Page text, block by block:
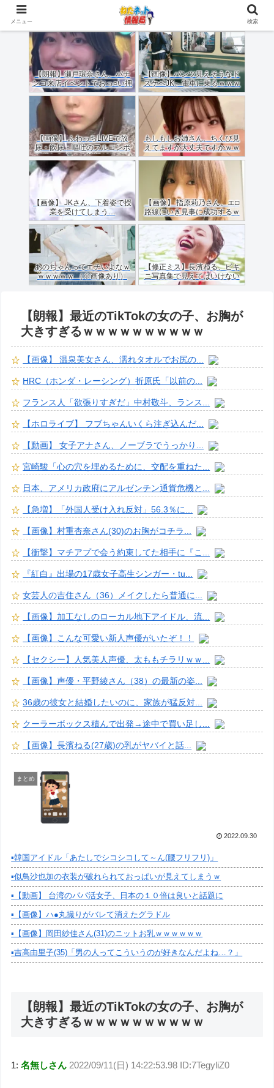
【朗報】瀬戸環奈さん、パチ
ンコ来店イベントでおっ○い押
しつけてくれる（画像あり）
【画像】パンツ見えそうなド
スケベJK、電車に乗るｗｗｗ
ｗｗｗｗｗｗｗｗｗｗｗｗ
【画像】 ふわっちLIVEで放
尿・飲尿・嘔吐のフルコンボ
配信した女のご尊顔がこちら
ｗｗｗｗ
もしもしお姉さん、ちくび見
えてますが大丈夫ですかｗｗ
ｗｗｗｗ
【画像】 JKさん、下着姿で授
業を受けてしまう…
【画像】 指原莉乃さん、エ□
路線にいき見事に成功するｗ
ｗｗ
あのちゃんってエチいよなｗ
ｗｗｗｗｗ （※画像あり）
【修正ミス】長濱ねる、ビキ
ニ写真集で見えてはいけない
ものが映る…
【朗報】最近のTikTokの女の子、お胸が
大きすぎるｗｗｗｗｗｗｗｗｗｗ
【画像】 温泉美女さん、濡れタオルでお尻の...
HRC（ホンダ・レーシング）折原氏「以前の...
フランス人「欲張りすぎだ」中村敬斗、ランス...
【ホロライブ】 フブちゃんいくら注ぎ込んだ...
【動画】 女子アナさん、ノーブラでうっかり...
宮崎駿「心の穴を埋めるために、交配を重ねた...
日本、アメリカ政府にアルゼンチン通貨危機と...
【急増】「外国人受け入れ反対」56.3％に...
【画像】村重杏奈さん(30)のお胸がコチラ...
【衝撃】マチアプで会う約束してた相手に『こ...
『紅白』出場の17歳女子高生シンガー・tu...
女芸人の吉住さん（36）メイクしたら普通に...
【画像】加工なしのローカル地下アイドル、流...
【画像】こんな可愛い新人声優がいたぞ！！
【セクシー】人気美人声優、太ももチラリｗｗ...
【画像】声優・平野綾さん（38）の最新の姿...
36歳の彼女と結婚したいのに、家族が猛反対...
クーラーボックス積んで出発→途中で買い足し...
【画像】長濱ねる(27歳)の乳がヤバイと話...
まとめ
2022.09.30
▪️韓国アイドル「あたしでシコシコして～ん(腰フリフリ)」
▪️似鳥沙也加の衣装が破れられておっぱいが見えてしまうｗ
▪️【動画】 台湾のパパ活女子、日本の１０倍は良いと話題に
▪️【画像】ハ●丸撮りがバレて消えたグラドル
▪️【画像】岡田紗佳さん(31)のニットお乳ｗｗｗｗｗｗ
▪️吉高由里子(35)「男の人ってこういうのが好きなんだよね…？」
【朗報】最近のTikTokの女の子、お胸が
大きすぎるｗｗｗｗｗｗｗｗｗｗ
1:名無しさん 2022/09/11(日) 14:22:53.98 ID:7TegyliZ0
メニュー 検索